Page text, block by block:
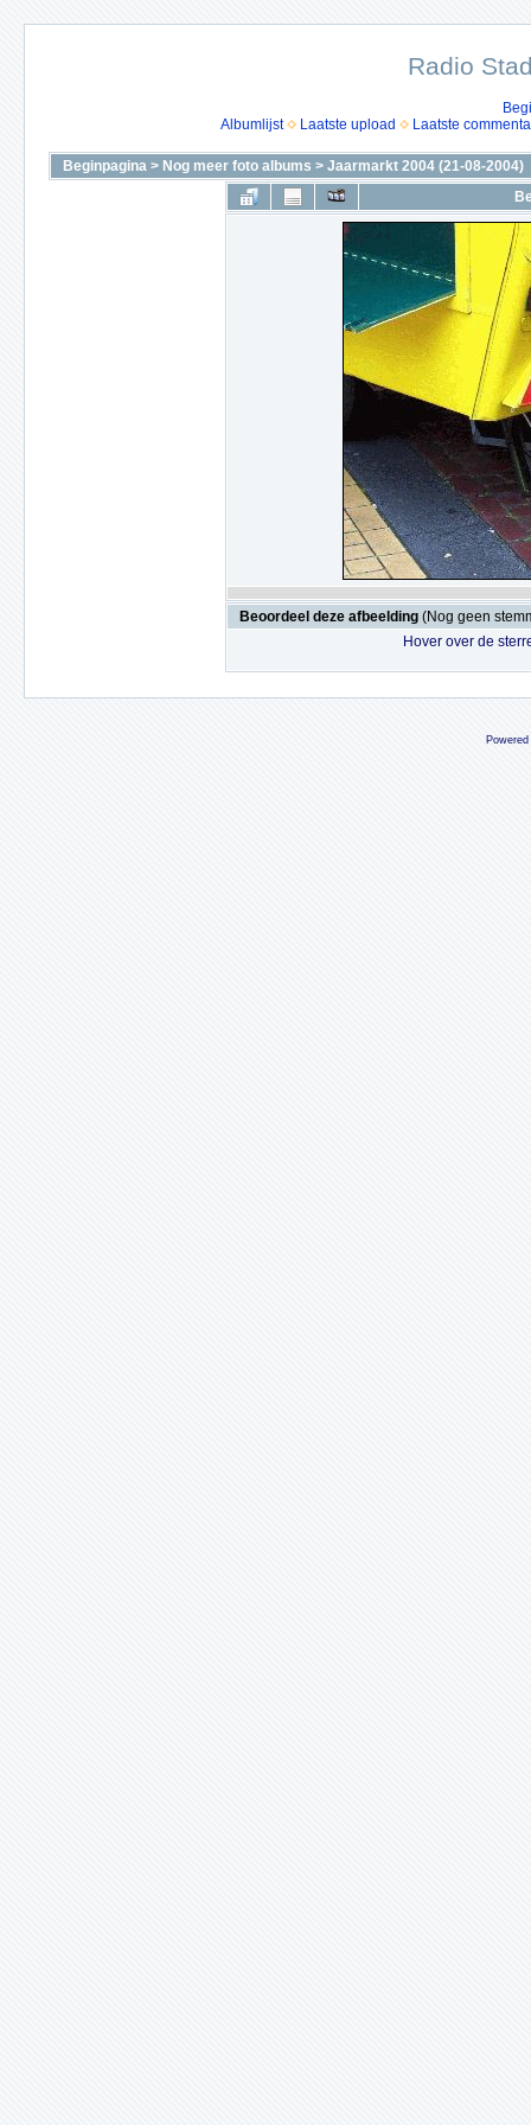
Radio
Albumlijst
Laatste upload Laatste
Beginpagina > Nog meer foto albums > Jaarmarkt 2004 (21-08-2004)
Beoordeel deze afbeelding (Nog geen
Hover over de